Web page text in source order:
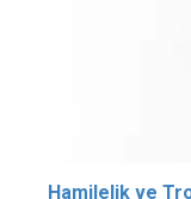
Hamilelik ve